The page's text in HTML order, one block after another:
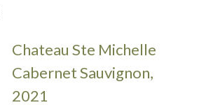
Chateau Ste Michelle
Cabernet Sauvignon,
2021